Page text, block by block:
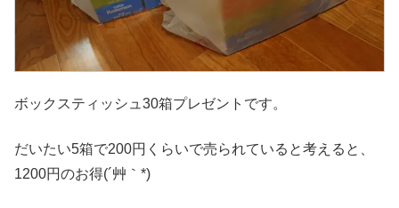
ボックスティッシュ30箱プレゼントです。
だいたい5箱で200円くらいで売られていると考えると、
1200円のお得(´艸｀*)